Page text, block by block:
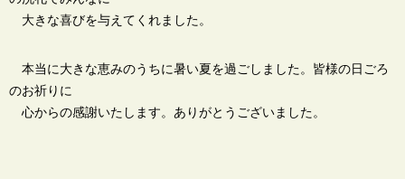
大きな喜びを与えてくれました。
本当に大きな恵みのうちに暑い夏を過ごしました。皆様の日ごろ
のお祈りに
心からの感謝いたします。ありがとうございました。